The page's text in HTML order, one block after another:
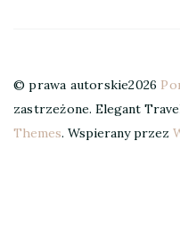
© prawa autorskie2026
zastrzeżone. Elegant
Themes. Wspierany przez